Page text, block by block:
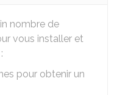
nombre de
vous installer et
pour obtenir un